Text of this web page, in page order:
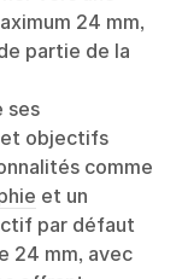
24 mm,
partie de la
ses
et objectifs
comme
et un
par défaut
24 mm, avec